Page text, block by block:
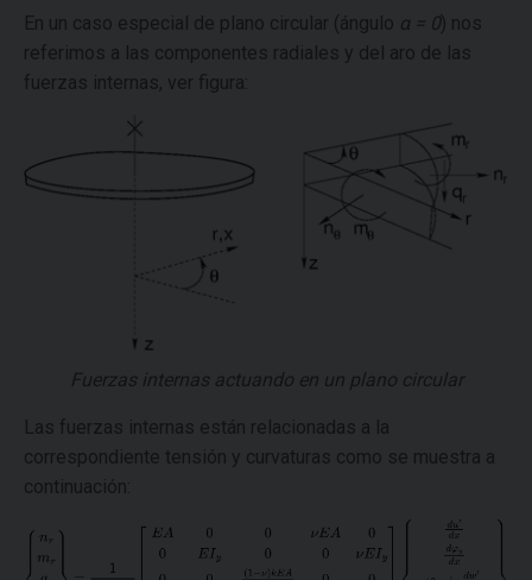
En un caso especial de plano circular (ángulo α = 0) nos
referimos a las componentes radiales y del aro de las
fuerzas internas, ver figura:
Fuerzas internas actuando en un plano circular
Las fuerzas internas están relacionadas a la
correspondiente tensión y curvaturas como se muestra a
continuación: